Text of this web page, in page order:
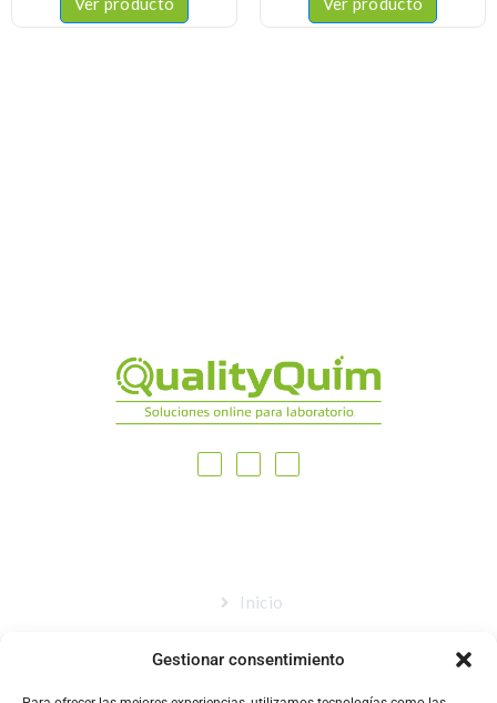
Gestionar consentimiento
Inicio